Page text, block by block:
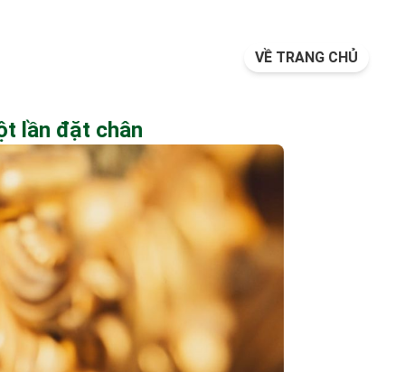
VỀ TRANG CHỦ
lần đặt chân